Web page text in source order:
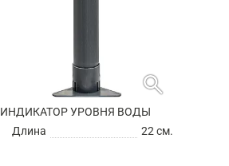
search
ИНДИКАТОР УРОВНЯ ВОДЫ
Длина
22 см.